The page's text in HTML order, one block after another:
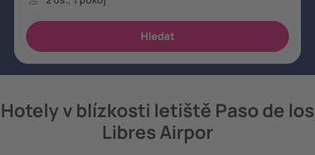
Hotely v blízkosti letiště Paso de los
Libres Airpor